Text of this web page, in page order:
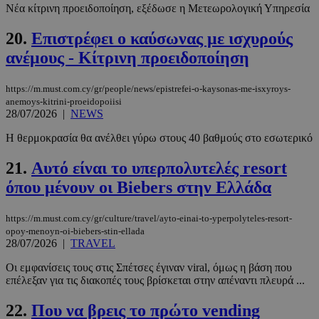
Νέα κίτρινη προειδοποίηση, εξέδωσε η Μετεωρολογική Υπηρεσία
20. Επιστρέφει ο καύσωνας με ισχυρούς
ανέμους - Κίτρινη προειδοποίηση
https://m.must.com.cy/gr/people/news/epistrefei-o-kaysonas-me-isxyroys-
anemoys-kitrini-proeidopoiisi
28/07/2026 | NEWS
Η θερμοκρασία θα ανέλθει γύρω στους 40 βαθμούς στο εσωτερικό
21. Αυτό είναι το υπερπολυτελές resort
όπου μένουν οι Biebers στην Ελλάδα
https://m.must.com.cy/gr/culture/travel/ayto-einai-to-yperpolyteles-resort-
opoy-menoyn-oi-biebers-stin-ellada
28/07/2026 | TRAVEL
Οι εμφανίσεις τους στις Σπέτσες έγιναν viral, όμως η βάση που
επέλεξαν για τις διακοπές τους βρίσκεται στην απέναντι πλευρά ...
22. Που να βρεις το πρώτο vending
Ο ιστότοπος δεν μπορεί να χρησιμοποιηθεί σωστά
χωρίς τα απολύτως απαραίτητα cookies.
Ονοματεπώνυμο
Προμηθευτής/
Πεδίο
Λήξη
PinToTopCookie www.must.com.cy
__cf_bm
Google